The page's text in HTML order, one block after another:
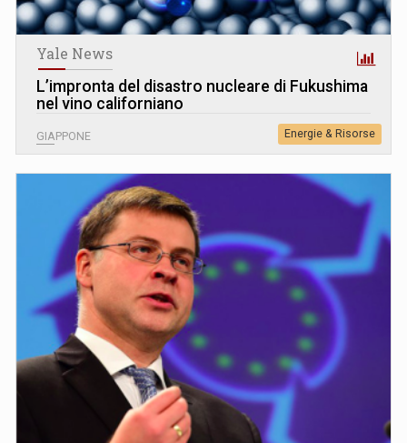
Yale News
L’impronta del disastro nucleare di Fukushima
nel vino californiano
GIAPPONE Energie & Risorse